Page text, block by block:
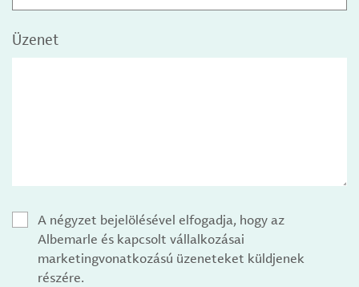
Üzenet
A négyzet bejelölésével elfogadja, hogy az
Albemarle és kapcsolt vállalkozásai
marketingvonatkozású üzeneteket küldjenek
részére.